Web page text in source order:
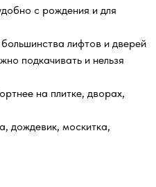
с рождения и для
лифтов и дверей
подкачивать и нельзя
на плитке, дворах,
дождевик, москитка,